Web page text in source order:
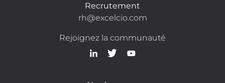
Recrutement
rh@excelcio.com
Rejoignez la communauté